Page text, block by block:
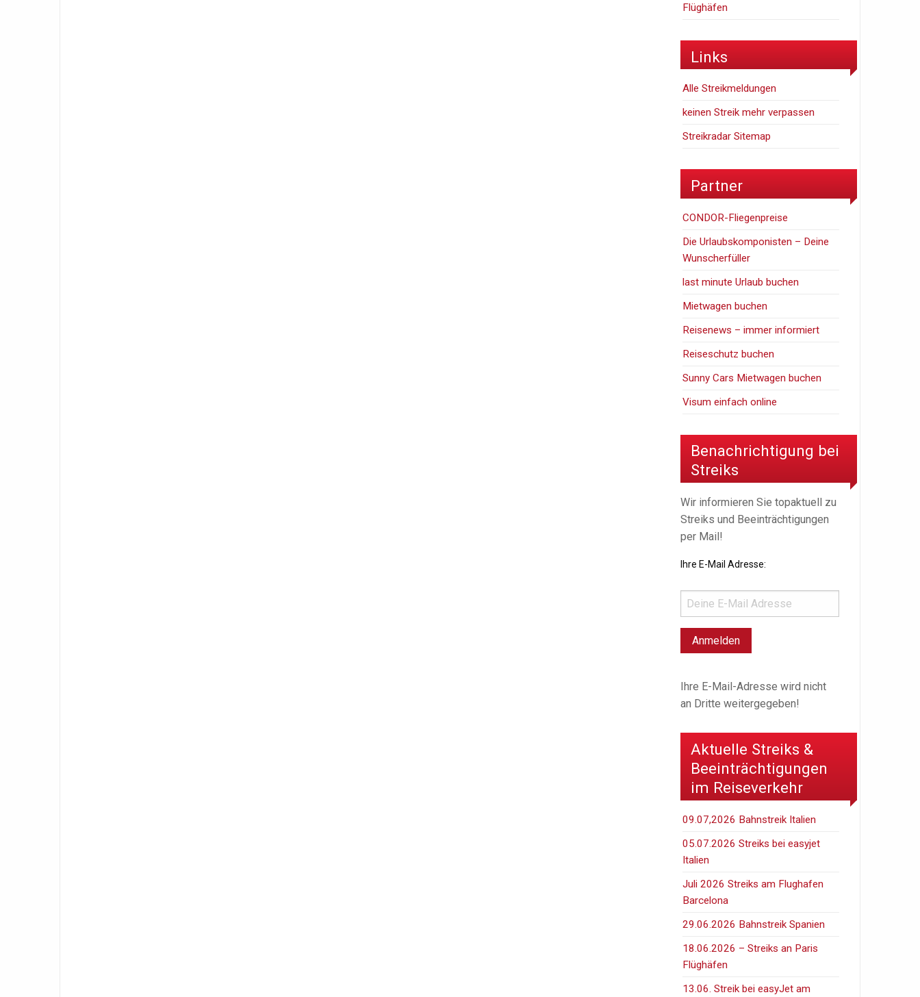
Flüghäfen
Links
Alle Streikmeldungen
keinen Streik mehr verpassen
Streikradar Sitemap
Partner
CONDOR-Fliegenpreise
Die Urlaubskomponisten – Deine
Wunscherfüller
last minute Urlaub buchen
Mietwagen buchen
Reisenews – immer informiert
Reiseschutz buchen
Sunny Cars Mietwagen buchen
Visum einfach online
Benachrichtigung bei
Streiks
Wir informieren Sie topaktuell zu
Streiks und Beeinträchtigungen
per Mail!
Ihre E-Mail Adresse:
Ihre E-Mail-Adresse wird nicht
an Dritte weitergegeben!
Aktuelle Streiks &
Beeinträchtigungen
im Reiseverkehr
09.07,2026 Bahnstreik Italien
05.07.2026 Streiks bei easyjet
Italien
Juli 2026 Streiks am Flughafen
Barcelona
29.06.2026 Bahnstreik Spanien
18.06.2026 – Streiks an Paris
Flüghäfen
13.06. Streik bei easyJet am